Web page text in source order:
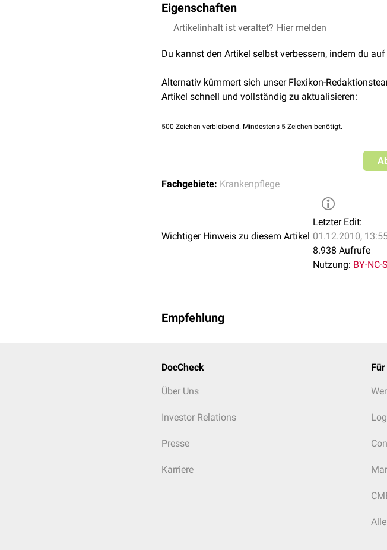
Eigenschaften
Durch einen Schaumverband wird eine feuchtes
Artikelinhalt ist veraltet? Hier melden
Du kannst den Artikel selbst verbessern, indem du auf
Alternativ kümmert sich unser Flexikon-
Artikel schnell und vollständig zu aktualisieren:
500 Zeichen verbleibend. Mindestens 5 Zeichen benötigt.
Fachgebiete: Krankenpflege
Wichtiger Hinweis zu diesem Artikel
Letzter Edit:
01.12.2010,
8.938 Aufrufe
Nutzung: BY-NC-
Empfehlung
DocCheck
Über Uns
Investor Relations
Presse
Karriere